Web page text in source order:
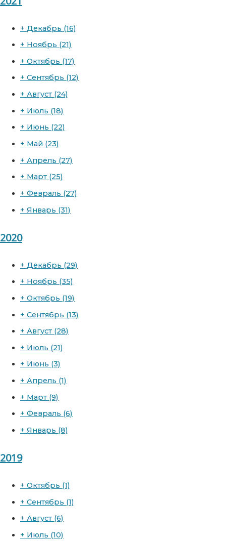
+ Декабрь (16)
+ Ноябрь (21)
+ Октябрь (17)
+ Сентябрь (12)
+ Август (24)
+ Июль (18)
+ Июнь (22)
+ Май (23)
+ Апрель (27)
+ Март (25)
+ Февраль (27)
+ Январь (31)
2020
+ Декабрь (29)
+ Ноябрь (35)
+ Октябрь (19)
+ Сентябрь (13)
+ Август (28)
+ Июль (21)
+ Июнь (3)
+ Апрель (1)
+ Март (9)
+ Февраль (6)
+ Январь (8)
2019
+ Октябрь (1)
+ Сентябрь (1)
+ Август (6)
+ Июль (10)